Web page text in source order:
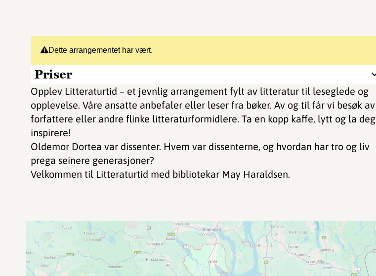
Dette arrangementet har vært.
Priser
Opplev Litteraturtid – et jevnlig arrangement fylt av litteratur til leseglede og
opplevelse. Våre ansatte anbefaler eller leser fra bøker. Av og til får vi besøk av
forfattere eller andre flinke litteraturformidlere. Ta en kopp kaffe, lytt og la deg
inspirere!
Oldemor Dortea var dissenter. Hvem var dissenterne, og hvordan har tro og liv
prega seinere generasjoner?
Velkommen til Litteraturtid med bibliotekar May Haraldsen.